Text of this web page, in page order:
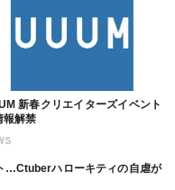
新春クリエイターズイベント
報解禁
…Ctuberハローキティの自虐が